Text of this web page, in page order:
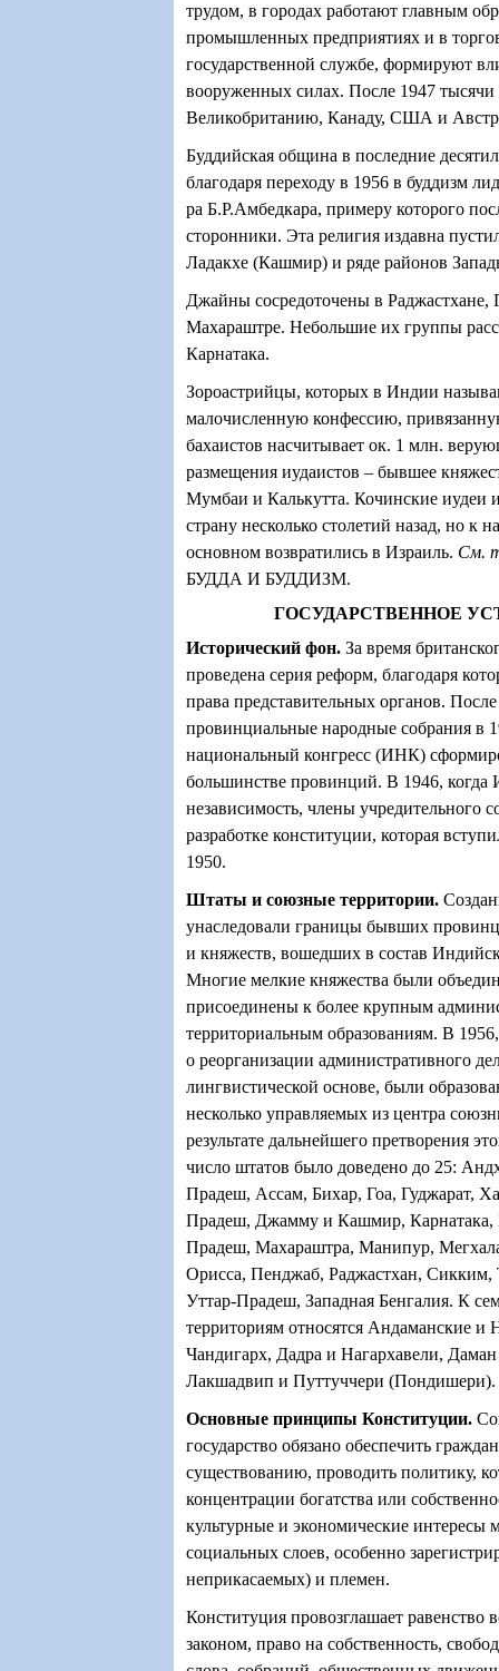
трудом, в городах работают главным
промышленных предприятиях и в
государственной службе, формируют
вооруженных силах. После 1947 тысячи
Великобританию, Канаду, США и
Буддийская община в последние
благодаря переходу в 1956 в буддизм
ра Б.Р.Амбедкара, примеру которого
сторонники. Эта религия издавна
Ладакхе (Кашмир) и ряде районов
Джайны сосредоточены в Раджастхане,
Махараштре. Небольшие их группы
Карнатака.
Зороастрийцы, которых в Индии
малочисленную конфессию,
бахаистов насчитывает ок. 1 млн.
размещения иудаистов – бывшее
Мумбаи и Калькутта. Кочинские иудеи
страну несколько столетий назад, но к
основном возвратились в Израиль. См.
БУДДА И БУДДИЗМ.
ГОСУДАРСТВЕННОЕ
Исторический фон. За время
проведена серия реформ, благодаря
права представительных органов.
провинциальные народные собрания в
национальный конгресс (ИНК)
большинстве провинций. В 1946, когда
независимость, члены учредительного
разработке конституции, которая
1950.
Штаты и союзные территории.
унаследовали границы бывших
и княжеств, вошедших в состав
Многие мелкие княжества были
присоединены к более крупным
территориальным образованиям. В
о реорганизации административного
лингвистической основе, были
несколько управляемых из центра
результате дальнейшего претворения
число штатов было доведено до 25:
Прадеш, Ассам, Бихар, Гоа, Гуджарат,
Прадеш, Джамму и Кашмир, Карнатака,
Прадеш, Махараштра, Манипур,
Орисса, Пенджаб, Раджастхан, Сикким,
Уттар-Прадеш, Западная Бенгалия. К
территориям относятся Андаманские и
Чандигарх, Дадра и Нагархавели,
Лакшадвип и Путтуччери (Пондишери).
Основные принципы Конституции.
государство обязано обеспечить
существованию, проводить политику,
концентрации богатства или
культурные и экономические интересы
социальных слоев, особенно
неприкасаемых) и племен.
Конституция провозглашает равенство
законом, право на собственность,